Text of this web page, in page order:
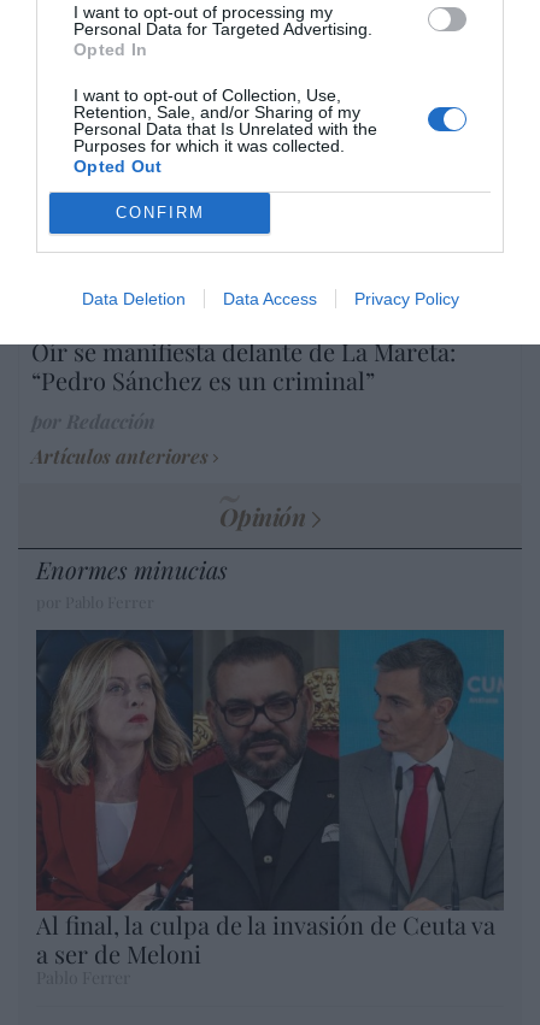
I want to opt-out of processing my
Personal Data for Targeted Advertising.
Opted In
I want to opt-out of Collection, Use,
Retention, Sale, and/or Sharing of my
Personal Data that Is Unrelated with the
Purposes for which it was collected.
Opted Out
CONFIRM
Data Deletion Data Access Privacy Policy
Marcelo Gullo: “El trabajo de desmitificar la
desmontar la falsificación, es un trabajo
cristiano"
por Hispanidad
Artículos anteriores
DIARIO DE LA CORRUPCIÓN SANCHISTA
Oír se manifiesta delante de La Mareta:
“Pedro Sánchez es un criminal”
Artículos anteriores
Opinión
Enormes minucias
Al final, la culpa de la invasión de Ceuta va
a ser de Meloni